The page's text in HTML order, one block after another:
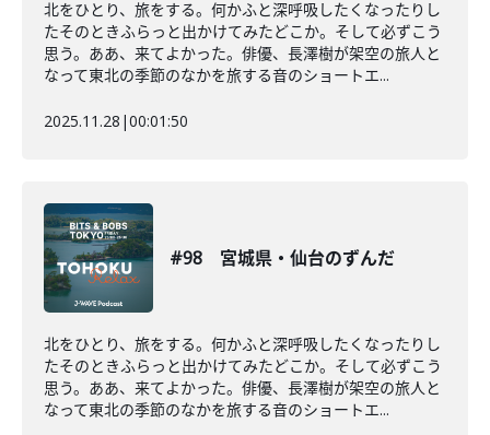
北をひとり、旅をする。何かふと深呼吸したくなったりし
たそのときふらっと出かけてみたどこか。そして必ずこう
思う。ああ、来てよかった。俳優、長澤樹が架空の旅人と
なって東北の季節のなかを旅する音のショートエ...
2025.11.28 |00:01:50
#98 宮城県・仙台のずんだ
北をひとり、旅をする。何かふと深呼吸したくなったりし
たそのときふらっと出かけてみたどこか。そして必ずこう
思う。ああ、来てよかった。俳優、長澤樹が架空の旅人と
なって東北の季節のなかを旅する音のショートエ...